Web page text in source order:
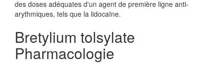
des doses adéquates d'un agent de première ligne anti-
arythmiques, tels que la lidocaïne.
Bretylium tolsylate
Pharmacologie